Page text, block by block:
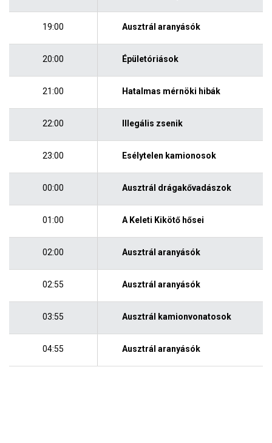
19:00 Ausztrál aranyásók
20:00 Épületóriások
21:00 Hatalmas mérnöki hibák
22:00 Illegális zsenik
23:00 Esélytelen kamionosok
00:00 Ausztrál drágakővadászok
01:00 A Keleti Kikötő hősei
02:00 Ausztrál aranyásók
02:55 Ausztrál aranyásók
03:55 Ausztrál kamionvonatosok
04:55 Ausztrál aranyásók